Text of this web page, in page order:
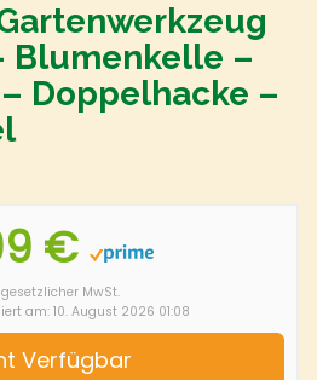
Blumenkelle –
Doppelhacke –
€
MwSt.
am: 10. August 2026 01:08
Verfügbar